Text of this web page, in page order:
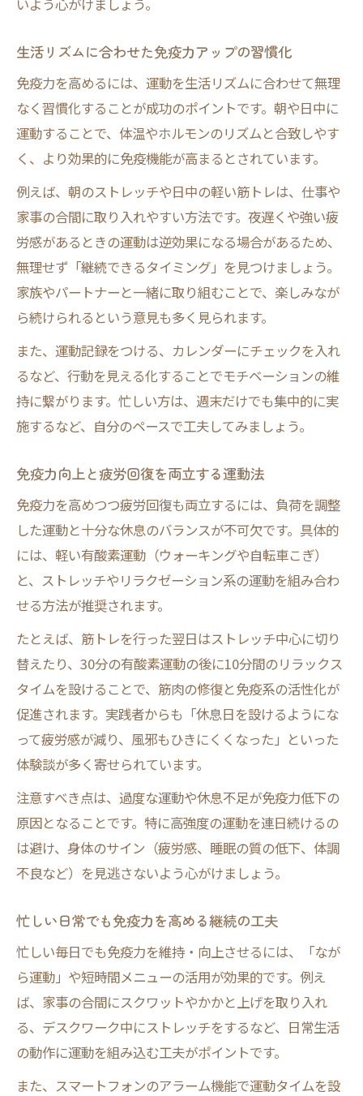
いよう心がけましょう。
生活リズムに合わせた免疫力アップの習慣化
免疫力を高めるには、運動を生活リズムに合わせて無理
なく習慣化することが成功のポイントです。朝や日中に
運動することで、体温やホルモンのリズムと合致しやす
く、より効果的に免疫機能が高まるとされています。
例えば、朝のストレッチや日中の軽い筋トレは、仕事や
家事の合間に取り入れやすい方法です。夜遅くや強い疲
労感があるときの運動は逆効果になる場合があるため、
無理せず「継続できるタイミング」を見つけましょう。
家族やパートナーと一緒に取り組むことで、楽しみなが
ら続けられるという意見も多く見られます。
また、運動記録をつける、カレンダーにチェックを入れ
るなど、行動を見える化することでモチベーションの維
持に繋がります。忙しい方は、週末だけでも集中的に実
施するなど、自分のペースで工夫してみましょう。
免疫力向上と疲労回復を両立する運動法
免疫力を高めつつ疲労回復も両立するには、負荷を調整
した運動と十分な休息のバランスが不可欠です。具体的
には、軽い有酸素運動（ウォーキングや自転車こぎ）
と、ストレッチやリラクゼーション系の運動を組み合わ
せる方法が推奨されます。
たとえば、筋トレを行った翌日はストレッチ中心に切り
替えたり、30分の有酸素運動の後に10分間のリラックス
タイムを設けることで、筋肉の修復と免疫系の活性化が
促進されます。実践者からも「休息日を設けるようにな
って疲労感が減り、風邪もひきにくくなった」といった
体験談が多く寄せられています。
注意すべき点は、過度な運動や休息不足が免疫力低下の
原因となることです。特に高強度の運動を連日続けるの
は避け、身体のサイン（疲労感、睡眠の質の低下、体調
不良など）を見逃さないよう心がけましょう。
忙しい日常でも免疫力を高める継続の工夫
忙しい毎日でも免疫力を維持・向上させるには、「なが
ら運動」や短時間メニューの活用が効果的です。例え
ば、家事の合間にスクワットやかかと上げを取り入れ
る、デスクワーク中にストレッチをするなど、日常生活
の動作に運動を組み込む工夫がポイントです。
また、スマートフォンのアラーム機能で運動タイムを設